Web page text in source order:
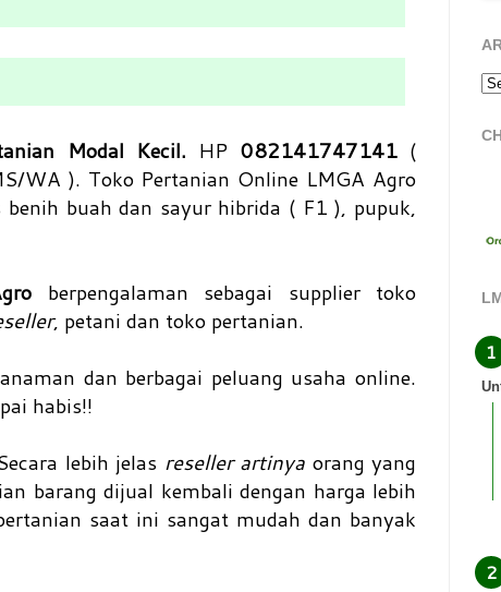
Modal Kecil. HP 082141747141(
WA ). Toko Pertanian Online LMGA Agro
buah dan sayur hibrida ( F1 ), pupuk,
berpengalaman sebagai supplier toko
, petani dan toko pertanian.
dan berbagai peluang usaha online.
habis!!
lebih jelas reseller artinya orang yang
barang dijual kembali dengan harga lebih
saat ini sangat mudah dan banyak